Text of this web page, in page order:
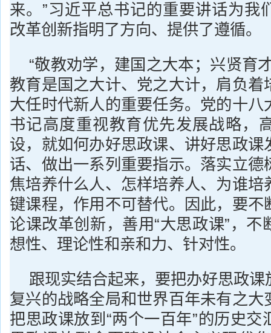
来。”习近平总书记的重要讲话为我
改革创新指明了方向、提供了遵循。
“敬教劝学，建国之大本；兴贤育
教育是国之大计、党之大计，肩负着
大任时代新人的重要任务。党的十八
书记高度重视教育优先发展战略，
设，就如何办好思政课、讲好思政课
话、做出一系列重要指示。落实立德
焦培养什么人、怎样培养人、为谁培
键课程，作用不可替代。因此，要不
论课改革创新，善用“大思政课”，不
想性、理论性和亲和力、针对性。
跟现实结合起来，要把办好思政
复兴的战略全局和世界百年未有之大
把思政课放到“两个一百年”的历史交